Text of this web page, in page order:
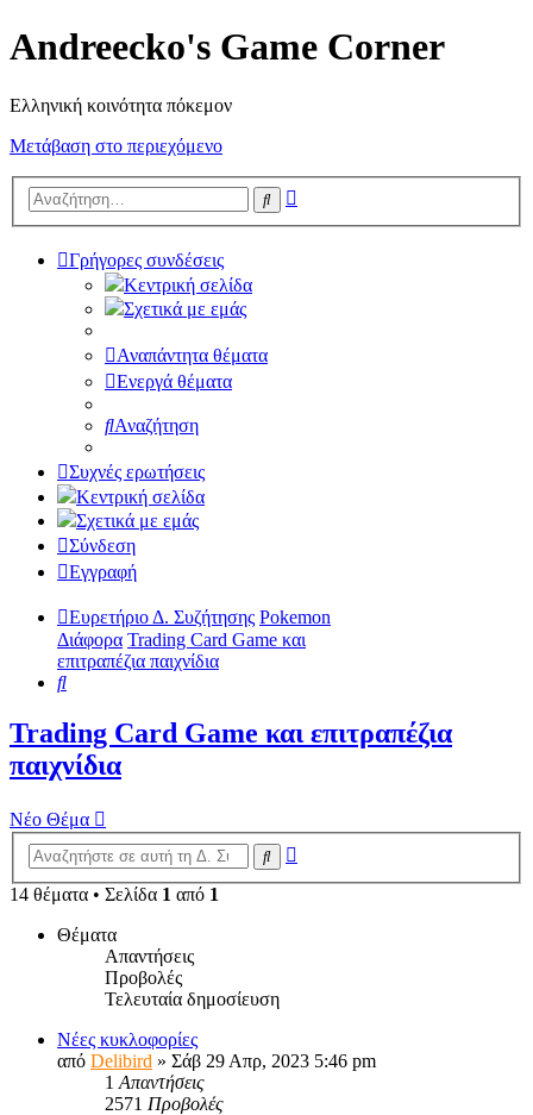
Andreecko's Game Corner
Ελληνική κοινότητα πόκεμον
Μετάβαση στο περιεχόμενο
Αναζήτηση
Γρήγορες συνδέσεις
Κεντρική σελίδα
Σχετικά με εμάς
Αναπάντητα θέματα
Ενεργά θέματα
Αναζήτηση
Συχνές ερωτήσεις
Κεντρική σελίδα
Σχετικά με εμάς
Σύνδεση
Εγγραφή
Ευρετήριο Δ. Συζήτησης Pokemon
Διάφορα Trading Card Game και
επιτραπέζια παιχνίδια
Αναζήτηση
Trading Card Game και επιτραπέζια
παιχνίδια
Νέο Θέμα
Αναζήτηση
14 θέματα • Σελίδα 1 από 1
Θέματα
Απαντήσεις
Προβολές
Τελευταία δημοσίευση
Νέες κυκλοφορίες
από Delibird » Σάβ 29 Απρ, 2023 5:46 pm
1 Απαντήσεις
2571 Προβολές